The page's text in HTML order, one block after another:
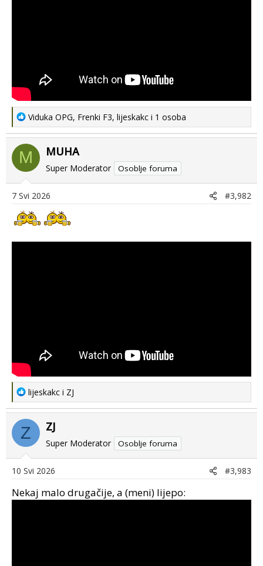
R
e
a
c
t
n
s
:
Viduka OPG, Frenki F3, lijeskakc i 1 osoba
M MUHA
Super Moderator Osoblje foruma
7 Svi 2026 #3,982
R
e
a
c
t
i
n
s
:
lijeskakc i ZJ
Z ZJ
Super Moderator Osoblje foruma
10 Svi 2026 #3,983
Nekaj malo drugačije, a (meni) lijepo: